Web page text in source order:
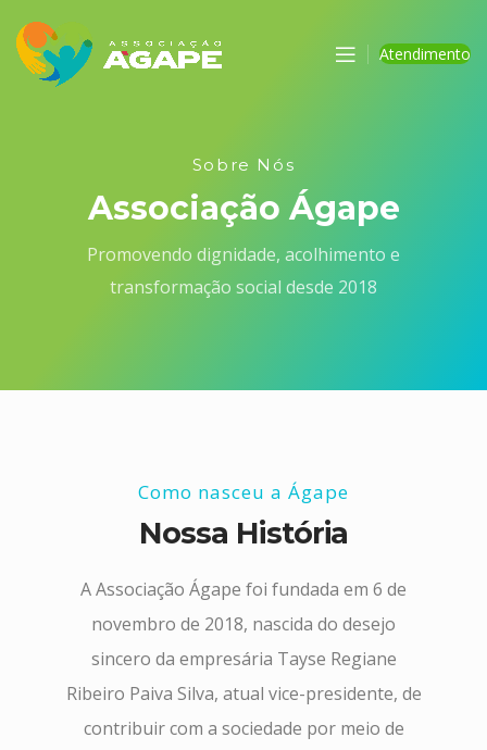
Atendimento
Sobre Nós
Associação Ágape
Promovendo dignidade, acolhimento e
transformação social desde 2018
Como nasceu a Ágape
Nossa História
A Associação Ágape foi fundada em 6 de
novembro de 2018, nascida do desejo
sincero da empresária Tayse Regiane
Ribeiro Paiva Silva, atual vice-presidente, de
contribuir com a sociedade por meio de